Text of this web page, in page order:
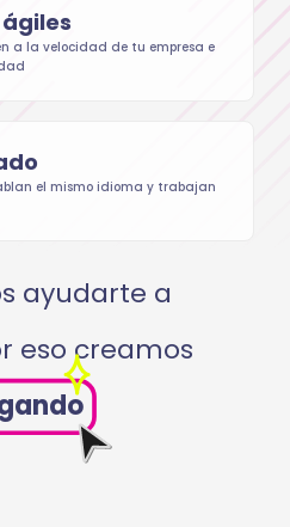
a la velocidad de tu empresa e
el mismo idioma y trabajan
ayudarte a
eso creamos